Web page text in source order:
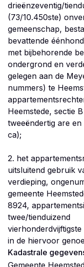
drieënzeventig/
(73/10.450ste)
gemeenschap,
bevattende
met bijbehorende
ondergrond en
gelegen aan de
nummers) te
Heemstede, sectie
tweeëndertig are
ca);
2. het
uitsluitend gebruik
verdieping,
gemeente
8924,
twee/tienduizend
in de hiervoor
Kadastrale
Gemeente